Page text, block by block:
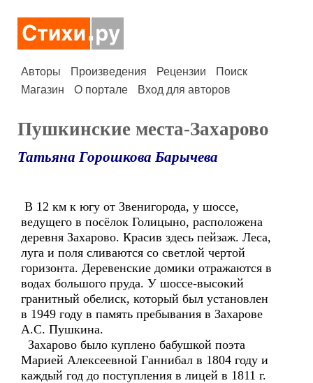
Авторы Произведения Рецензии
Поиск
Магазин
О портале Вход для авторов
Пушкинские места-Захарово
Татьяна Горошкова Барычева
В 12 км к югу от Звенигорода, у шоссе,
ведущего в посёлок Голицыно, расположена
деревня Захарово. Красив здесь пейзаж. Леса,
луга и поля сливаются со светлой чертой
горизонта. Деревенские домики отражаются в
водах большого пруда. У шоссе-высокий
гранитный обелиск, который был установлен
в 1949 году в память пребывания в Захарове
А.С. Пушкина.
Захарово было куплено бабушкой поэта
Марией Алексеевной Ганнибал в 1804 году и
каждый год до поступления в лицей в 1811 г.